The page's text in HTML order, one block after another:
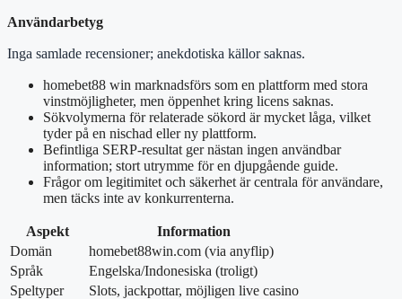
Användarbetyg
Inga samlade recensioner; anekdotiska källor saknas.
homebet88 win marknadsförs som en plattform med stora
vinstmöjligheter, men öppenhet kring licens saknas.
Sökvolymerna för relaterade sökord är mycket låga, vilket
tyder på en nischad eller ny plattform.
Befintliga SERP-resultat ger nästan ingen användbar
information; stort utrymme för en djupgående guide.
Frågor om legitimitet och säkerhet är centrala för användare,
men täcks inte av konkurrenterna.
Aspekt
Information
Domän
homebet88win.com (via anyflip)
Språk
Engelska/Indonesiska (troligt)
Speltyper
Slots, jackpottar, möjligen live casino